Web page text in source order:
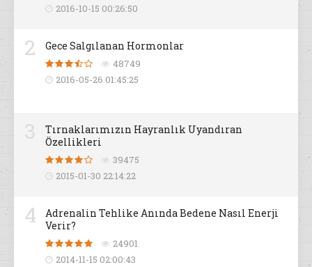
2016-10-15 00:26:50
2 Gece Salgılanan Hormonlar
48749
2016-05-26 01:45:25
Tırnaklarımızın Hayranlık Uyandıran
Özellikleri
39475
2015-01-30 22:14:22
4
Adrenalin Tehlike Anında Bedene Nasıl Enerji
Verir?
24901
2014-11-15 02:00:43